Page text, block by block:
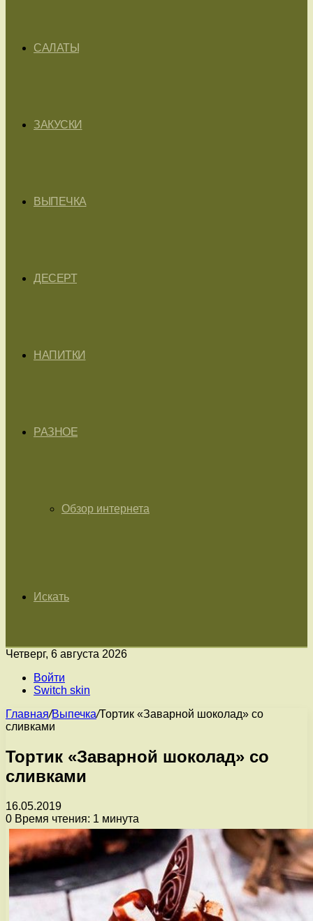
САЛАТЫ
ЗАКУСКИ
ВЫПЕЧКА
ДЕСЕРТ
НАПИТКИ
РАЗНОЕ
Обзор интернета
Искать
Четверг, 6 августа 2026
Войти
Switch skin
Главная/Выпечка/Тортик «Заварной шоколад» со
сливками
Тортик «Заварной шоколад» со
сливками
16.05.2019
0 Время чтения: 1 минута